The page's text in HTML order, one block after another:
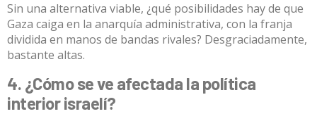
Sin una alternativa viable, ¿qué posibilidades hay de que
Gaza caiga en la anarquía administrativa, con la franja
dividida en manos de bandas rivales? Desgraciadamente,
bastante altas.
4. ¿Cómo se ve afectada la política
interior israelí?